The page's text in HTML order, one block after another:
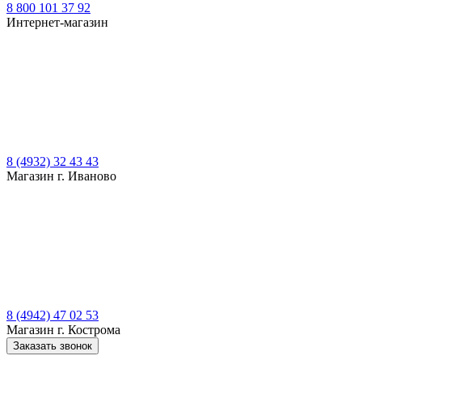
8 800 101 37 92
Интернет-магазин
8 (4932) 32 43 43
Магазин г. Иваново
8 (4942) 47 02 53
Магазин г. Кострома
Заказать звонок